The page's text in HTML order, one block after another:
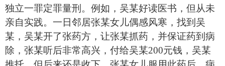
独立一罪定罪量刑。例如，吴某好读医书，但从未
亲自实践。一日邻居张某女儿偶感风寒，找到吴
某，吴某开了张药方，让张某抓药，并保证药到病
除，张某听后非常高兴，付给吴某200元钱，吴某